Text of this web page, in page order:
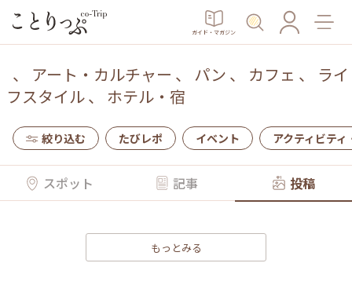
ガイド・マガジン
、 アート・カルチャー 、 パン 、 カフェ 、 ライ
フスタイル、 ホテル・宿
絞り込む たびレポ イベント アクティビティ
スポット 記事 投稿
もっとみる